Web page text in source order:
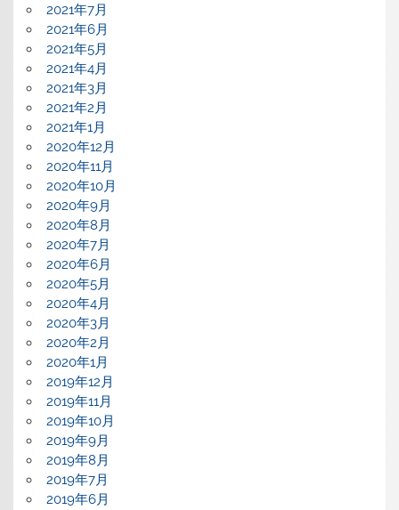
2021年7月
2021年6月
2021年5月
2021年4月
2021年3月
2021年2月
2021年1月
2020年12月
2020年11月
2020年10月
2020年9月
2020年8月
2020年7月
2020年6月
2020年5月
2020年4月
2020年3月
2020年2月
2020年1月
2019年12月
2019年11月
2019年10月
2019年9月
2019年8月
2019年7月
2019年6月